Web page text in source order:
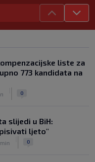
najskuplji golman
u Argentini
h
| 0
liste za
773 kandidata na
0
slijedi u BiH:
ljeto"
0